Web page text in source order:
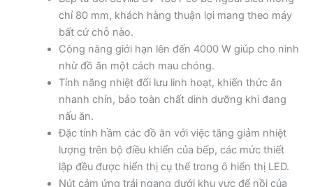
chỉ 80 mm, khách hàng thuận lợi mang theo máy
bất cứ chỗ nào.
Công năng giới hạn lên đến 4000 W giúp cho ninh
nhừ đồ ăn một cách mau chóng.
Tính năng nhiệt đối lưu linh hoạt, khiến thức ăn
nhanh chín, bảo toàn chất dinh dưỡng khi đang
nấu ăn.
Đặc tính hầm các đồ ăn với việc tăng giảm nhiệt
lượng trên bộ điều khiển của bếp, các mức thiết
lập đều được hiển thị cụ thể trong ô hiển thị LED.
Nút cảm ứng trải ngang dưới khu vực để nồi của